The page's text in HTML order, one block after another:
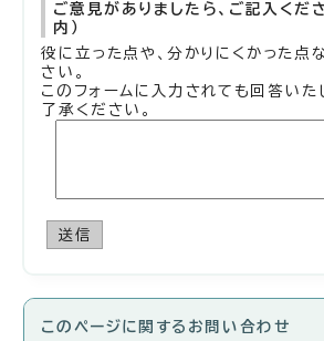
ご意見がありましたら、ご記入くだ
内）
役に立った点や、分かりにくかった点
さい。
このフォームに入力されても回答いた
了承ください。
送信
このページに関する お問い合わせ